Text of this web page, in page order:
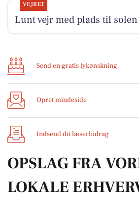
VEJRET
Lunt vejr med plads til solen
Send en gratis lykønskning
Opret mindeside
Indsend dit læserbidrag
OPSLAG FRA
LOKALE